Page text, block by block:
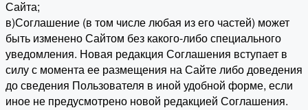
Сайта;
в)Соглашение (в том числе любая из его частей) может
быть изменено Сайтом без какого-либо специального
уведомления. Новая редакция Соглашения вступает в
силу с момента ее размещения на Сайте либо доведения
до сведения Пользователя в иной удобной форме, если
иное не предусмотрено новой редакцией Соглашения.